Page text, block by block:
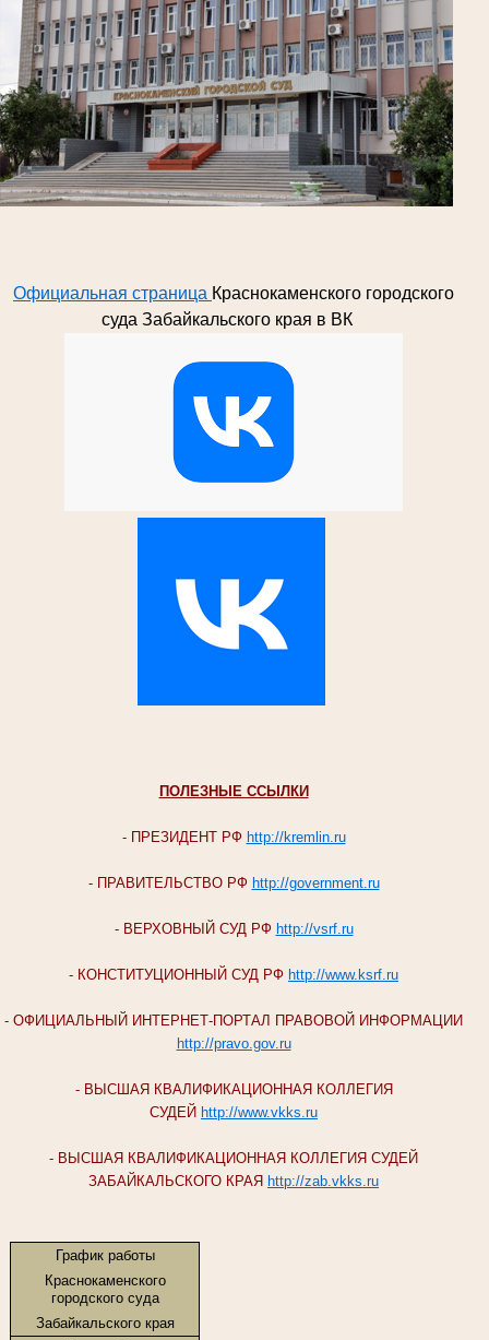
Официальная страница Краснокаменского городского
суда Забайкальского края в ВК
ПОЛЕЗНЫЕ ССЫЛКИ
- ПРЕЗИДЕНТ РФ http://kremlin.ru
- ПРАВИТЕЛЬСТВО РФ http://government.ru
- ВЕРХОВНЫЙ СУД РФ http://vsrf.ru
- КОНСТИТУЦИОННЫЙ СУД РФ http://www.ksrf.ru
- ОФИЦИАЛЬНЫЙ ИНТЕРНЕТ-ПОРТАЛ ПРАВОВОЙ ИНФОРМАЦИИ
http://pravo.gov.ru
- ВЫСШАЯ КВАЛИФИКАЦИОННАЯ КОЛЛЕГИЯ
СУДЕЙ http://www.vkks.ru
- ВЫСШАЯ КВАЛИФИКАЦИОННАЯ КОЛЛЕГИЯ СУДЕЙ
ЗАБАЙКАЛЬСКОГО КРАЯ http://zab.vkks.ru
График работы
Краснокаменского
городского суда
Забайкальского края